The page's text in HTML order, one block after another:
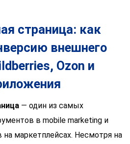
страница: как
внешнего
Ozon и
— один из самых
в mobile marketing и
маркетплейсах. Несмотря на